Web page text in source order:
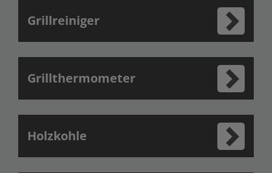
Grillreiniger
Grillthermometer
Holzkohle